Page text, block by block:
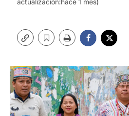
actualización:hace 1 mes)